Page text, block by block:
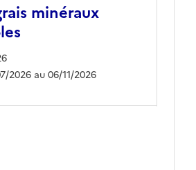
minéraux
2026 au 06/11/2026